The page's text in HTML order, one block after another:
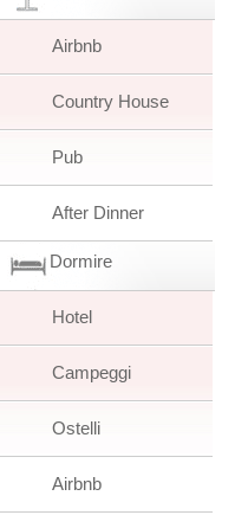
Airbnb
Country House
Pub
After Dinner
Dormire
Hotel
Campeggi
Ostelli
Airbnb